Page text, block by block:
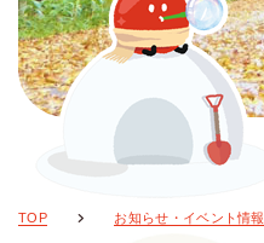
TOP お知らせ・イベント情報